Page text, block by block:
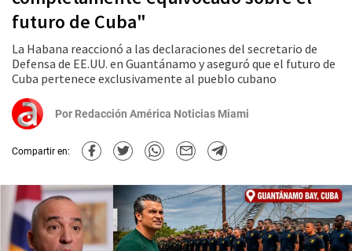
futuro de Cuba"
La Habana reaccionó a las declaraciones del secretario de
Defensa de EE.UU. en Guantánamo y aseguró que el futuro de
Cuba pertenece exclusivamente al pueblo cubano
Por Redacción América Noticias Miami
Compartir en: